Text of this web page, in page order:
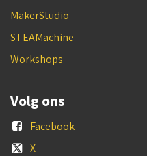
MakerStudio
STEAMachine
Workshops
Volg ons
Facebook
X